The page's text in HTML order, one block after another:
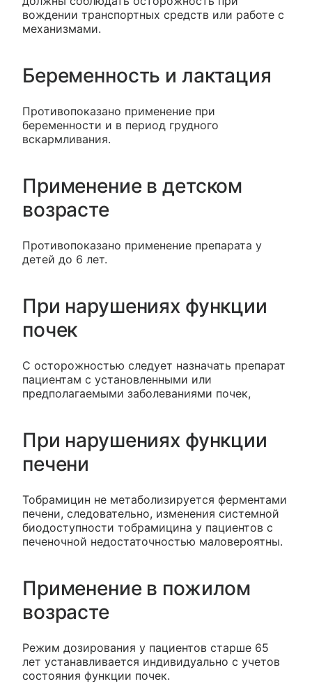
вождении транспортных средств или работе с
механизмами.
Беременность и лактация
Противопоказано применение при
беременности и в период грудного
вскармливания.
Применение в детском
возрасте
Противопоказано применение препарата у
детей до 6 лет.
При нарушениях функции
почек
С осторожностью следует назначать препарат
пациентам с установленными или
предполагаемыми заболеваниями почек,
При нарушениях функции
печени
Тобрамицин не метаболизируется ферментами
печени, следовательно, изменения системной
биодоступности тобрамицина у пациентов с
печеночной недостаточностью маловероятны.
Применение в пожилом
возрасте
Режим дозирования у пациентов старше 65
лет устанавливается индивидуально с учетов
состояния функции почек.